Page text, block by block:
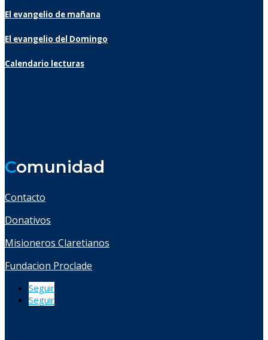
El evangelio de mañana
El evangelio del Domingo
Calendario lecturas
Comunidad
Contacto
Donativos
Misioneros Claretianos
Fundacion Proclade
Seguir
Seguir